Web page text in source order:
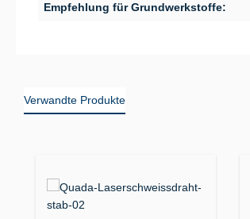
Empfehlung für Grundwerkstoffe:
Verwandte Produkte